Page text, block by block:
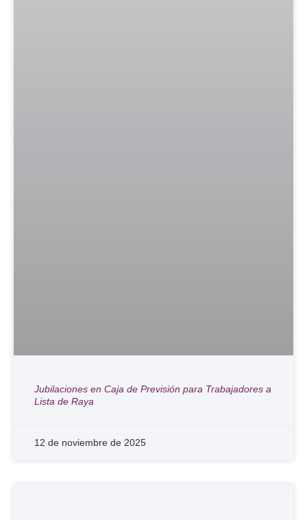
Jubilaciones en Caja de Previsión para Trabajadores a
Lista de Raya
12 de noviembre de 2025